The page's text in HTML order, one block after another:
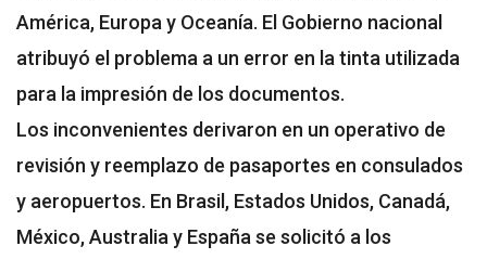
América, Europa y Oceanía. El Gobierno nacional
atribuyó el problema a un error en la tinta utilizada
para la impresión de los documentos.
Los inconvenientes derivaron en un operativo de
revisión y reemplazo de pasaportes en consulados
y aeropuertos. En Brasil, Estados Unidos, Canadá,
México, Australia y España se solicitó a los